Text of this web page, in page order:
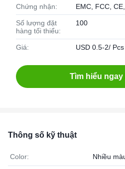
Chứng nhận: EMC, FCC,
Số lượng đặt
hàng tối thiểu:
100
Giá: USD 0.5-2/ Pcs
Tìm hiểu
Thông số kỹ thuật
Color: Nhiều